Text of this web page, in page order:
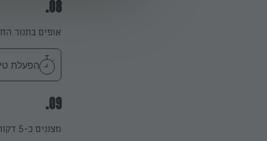
08.
אופים בתנור החם כ-16-
הפעלת טיימר
09.
מצננים כ-5 דקות על השיש.